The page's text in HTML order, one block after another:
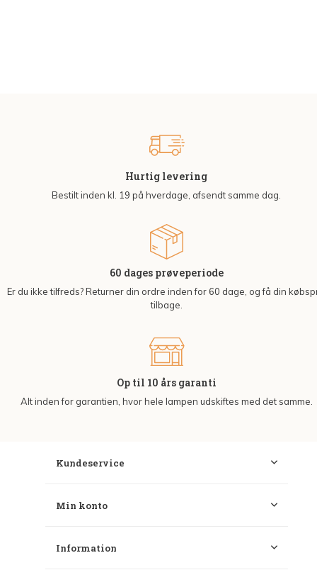
Hurtig levering
Bestilt inden kl. 19 på hverdage, afsendt samme dag.
60 dages prøveperiode
Er du ikke tilfreds? Returner din ordre inden for 60 dage, og få din
tilbage.
Op til 10 års garanti
Alt inden for garantien, hvor hele lampen udskiftes med det samme.
Kundeservice
Min konto
Information